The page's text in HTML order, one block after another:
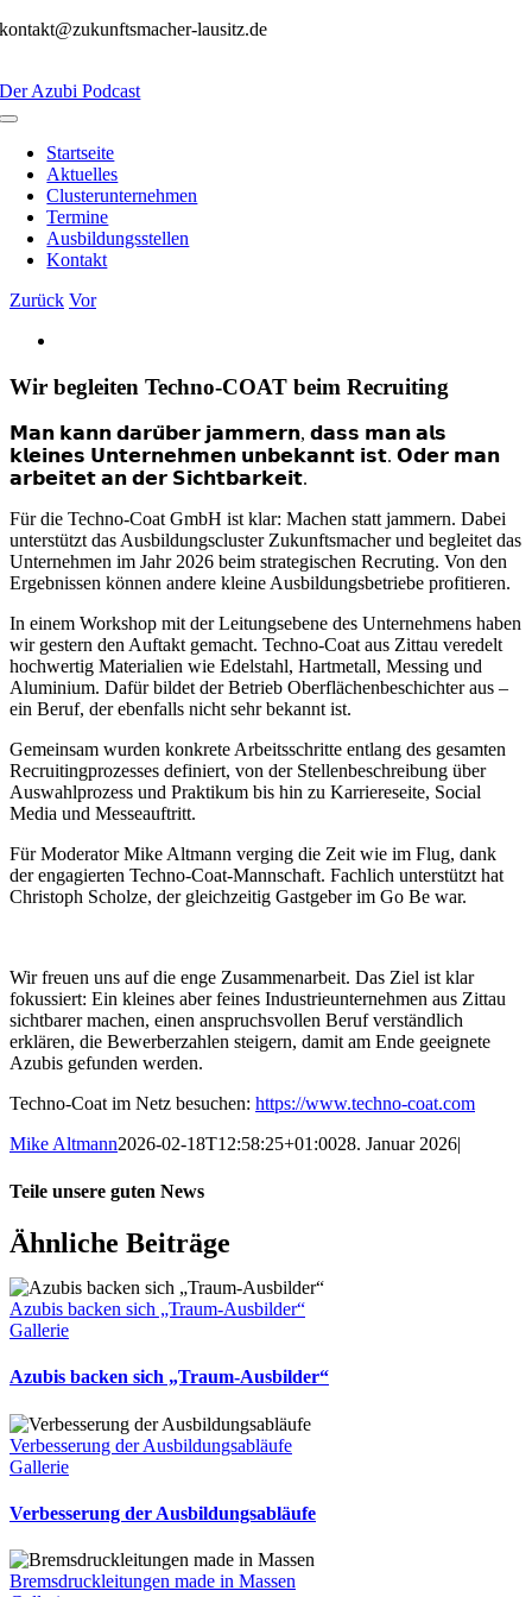
Zum
kontakt@zukunftsmacher-lausitz.de
Der Azubi Podcast
Toggle
NavigationStartseite
Aktuelles
Clusterunternehmen
Termine
Ausbildungsstellen
Kontakt
Zurück Vor
Bild
Wir begleiten Techno-COAT beim Recruiting
𝗠𝗮𝗻 𝗸𝗮𝗻𝗻 𝗱𝗮𝗿𝘂̈𝗯𝗲𝗿 𝗷𝗮𝗺𝗺𝗲𝗿𝗻, 𝗱𝗮𝘀𝘀 𝗺𝗮𝗻 𝗮𝗹𝘀
𝗸𝗹𝗲𝗶𝗻𝗲𝘀 𝗨𝗻𝘁𝗲𝗿𝗻𝗲𝗵𝗺𝗲𝗻 𝘂𝗻𝗯𝗲𝗸𝗮𝗻𝗻𝘁 𝗶𝘀𝘁. 𝗢𝗱𝗲𝗿 𝗺𝗮𝗻
𝗮𝗿𝗯𝗲𝗶𝘁𝗲𝘁 𝗮𝗻 𝗱𝗲𝗿 𝗦𝗶𝗰𝗵𝘁𝗯𝗮𝗿𝗸𝗲𝗶𝘁.
Für die Techno-Coat GmbH ist klar: Machen statt jammern. Dabei
unterstützt das Ausbildungscluster Zukunftsmacher und begleitet das
Unternehmen im Jahr 2026 beim strategischen Recruting. Von den
Ergebnissen können andere kleine Ausbildungsbetriebe profitieren.
In einem Workshop mit der Leitungsebene des Unternehmens haben
wir gestern den Auftakt gemacht. Techno-Coat aus Zittau veredelt
hochwertig Materialien wie Edelstahl, Hartmetall, Messing und
Aluminium. Dafür bildet der Betrieb Oberflächenbeschichter aus –
ein Beruf, der ebenfalls nicht sehr bekannt ist.
Gemeinsam wurden konkrete Arbeitsschritte entlang des gesamten
Recruitingprozesses definiert, von der Stellenbeschreibung über
Auswahlprozess und Praktikum bis hin zu Karriereseite, Social
Media und Messeauftritt.
Für Moderator Mike Altmann verging die Zeit wie im Flug, dank
der engagierten Techno-Coat-Mannschaft. Fachlich unterstützt hat
Christoph Scholze, der gleichzeitig Gastgeber im Go Be war.
Wir freuen uns auf die enge Zusammenarbeit. Das Ziel ist klar
fokussiert: Ein kleines aber feines Industrieunternehmen aus Zittau
sichtbarer machen, einen anspruchsvollen Beruf verständlich
erklären, die Bewerberzahlen steigern, damit am Ende geeignete
Azubis gefunden werden.
Techno-Coat im Netz besuchen: https://www.techno-coat.com
Mike Altmann2026-02-18T12:58:25+01:0028. Januar 2026|
Teile unsere guten News
Facebook
X
Reddit
LinkedIn
WhatsApp
Telegram
Tumblr
Pinterest
Vk
Xing
E-
Mail
Ähnliche Beiträge
Azubis backen sich „Traum-Ausbilder“
Gallerie
Azubis backen sich „Traum-Ausbilder“
Verbesserung der Ausbildungsabläufe
Gallerie
Verbesserung der Ausbildungsabläufe
Bremsdruckleitungen made in Massen